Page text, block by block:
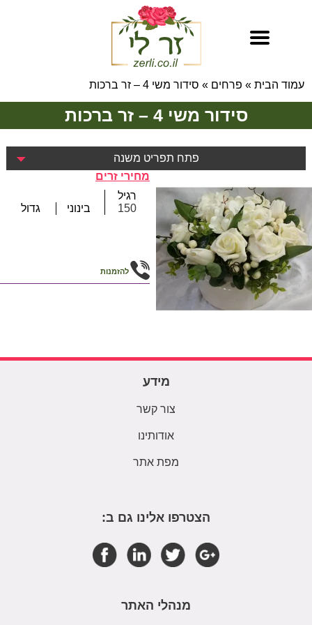
עמוד הבית » פרחים » סידור משי 4 – זר ברכות
סידור משי 4 – זר ברכות
פתח תפריט משנה
מחירי זרים
רגיל
150
בינוני גדול
להזמנות
מידע
צור קשר
אודותינו
מפת אתר
הצטרפו אלינו גם ב:
מנהלי האתר